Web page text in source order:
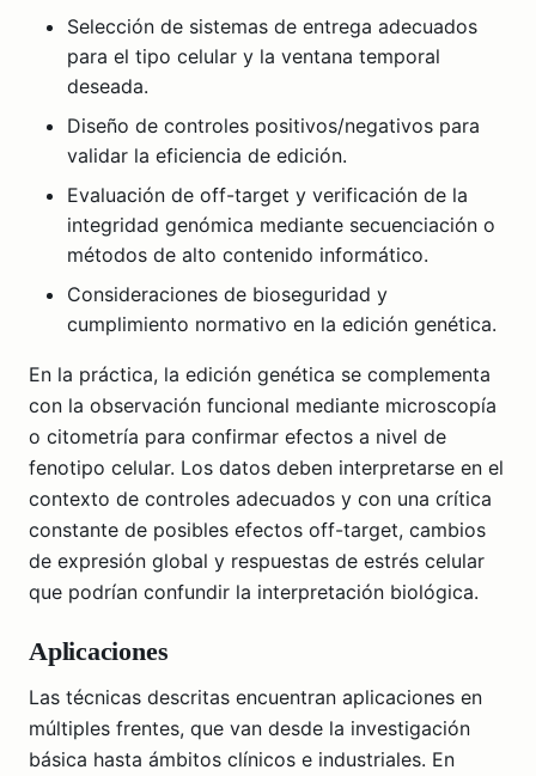
Selección de sistemas de entrega adecuados
para el tipo celular y la ventana temporal
deseada.
Diseño de controles positivos/negativos para
validar la eficiencia de edición.
Evaluación de off-target y verificación de la
integridad genómica mediante secuenciación o
métodos de alto contenido informático.
Consideraciones de bioseguridad y
cumplimiento normativo en la edición genética.
En la práctica, la edición genética se complementa
con la observación funcional mediante microscopía
o citometría para confirmar efectos a nivel de
fenotipo celular. Los datos deben interpretarse en el
contexto de controles adecuados y con una crítica
constante de posibles efectos off-target, cambios
de expresión global y respuestas de estrés celular
que podrían confundir la interpretación biológica.
Aplicaciones
Las técnicas descritas encuentran aplicaciones en
múltiples frentes, que van desde la investigación
básica hasta ámbitos clínicos e industriales. En